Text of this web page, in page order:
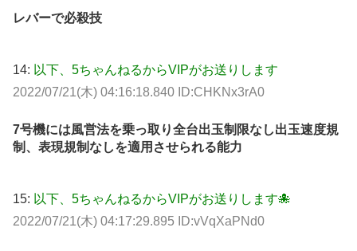
レバーで必殺技
14: 以下、5ちゃんねるからVIPがお送りします
2022/07/21(木) 04:16:18.840 ID:CHKNx3rA0
7号機には風営法を乗っ取り全台出玉制限なし出玉速度規
制、表現規制なしを適用させられる能力
15: 以下、5ちゃんねるからVIPがお送りします🐙
2022/07/21(木) 04:17:29.895 ID:vVqXaPNd0